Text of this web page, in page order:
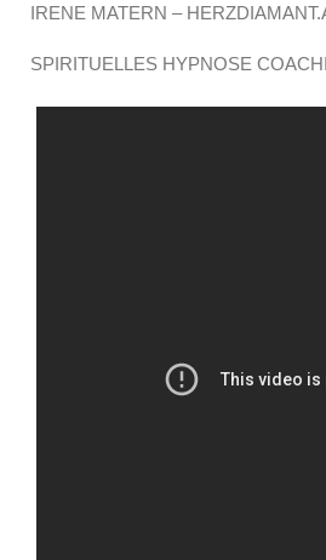
IRENE MATERN –
SPIRITUELLES HYPNOSE